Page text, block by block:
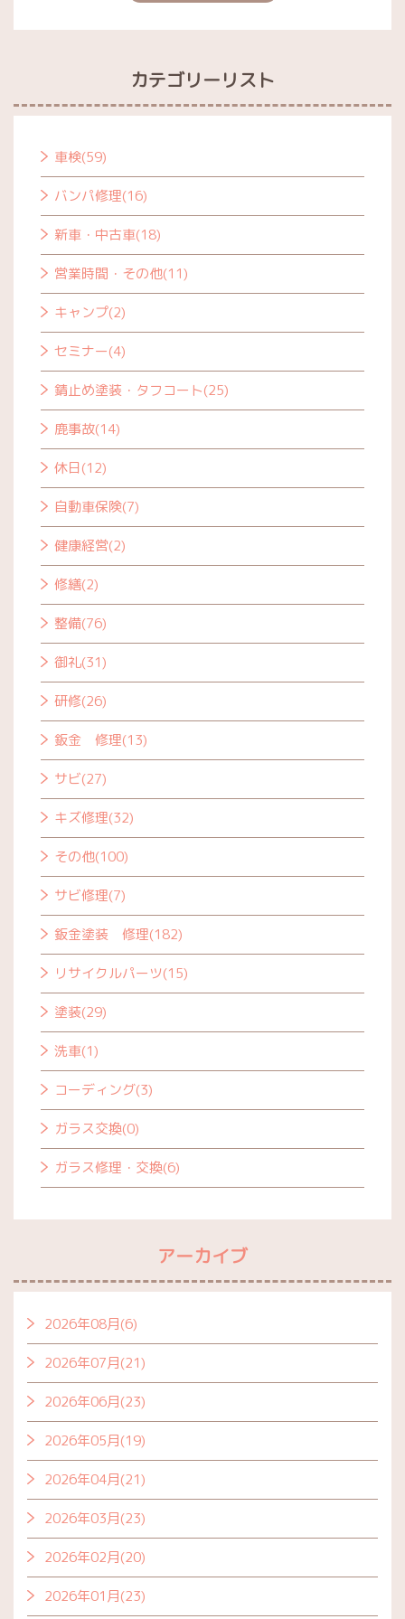
カテゴリーリスト
車検(59)
バンパ修理(16)
新車・中古車(18)
営業時間・その他(11)
キャンプ(2)
セミナー(4)
錆止め塗装・タフコート(25)
鹿事故(14)
休日(12)
自動車保険(7)
健康経営(2)
修繕(2)
整備(76)
御礼(31)
研修(26)
鈑金 修理(13)
サビ(27)
キズ修理(32)
その他(100)
サビ修理(7)
鈑金塗装 修理(182)
リサイクルパーツ(15)
塗装(29)
洗車(1)
コーディング(3)
ガラス交換(0)
ガラス修理・交換(6)
アーカイブ
2026年08月(6)
2026年07月(21)
2026年06月(23)
2026年05月(19)
2026年04月(21)
2026年03月(23)
2026年02月(20)
2026年01月(23)